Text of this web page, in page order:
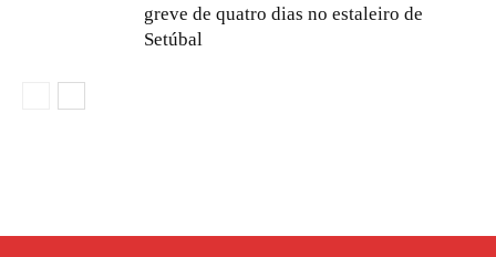
greve de quatro dias no estaleiro de
Setúbal